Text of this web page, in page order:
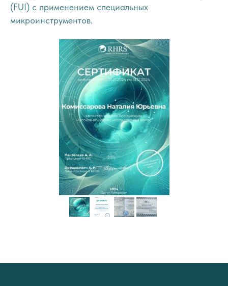
(FUI) с применением специальных
микроинструментов.